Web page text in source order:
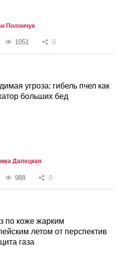
Полончук
1051 0
угроза: гибель пчел как
больших бед
Далецкая
988 0
по коже жарким
летом от перспектив
газа